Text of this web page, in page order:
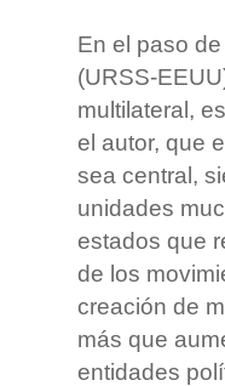
En el paso
(URSS-
multilateral,
el autor, que
sea central,
unidades
estados que
de los
creación de
más que
entidades